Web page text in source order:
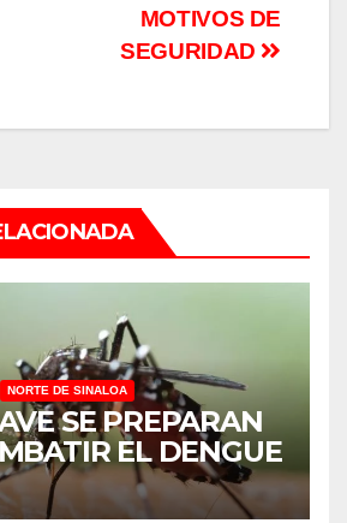
MOTIVOS DE
SEGURIDAD
NORTE DE SINALOA
SE PREPARAN
EL DENGUE